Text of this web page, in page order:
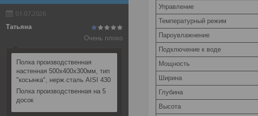
01.07.2026
Татьяна
Очень плохо
Полка производственная
настенная 500х400х300мм, тип
"косынка", нерж.сталь AISI 430
Полка производственная на 5
досок
Управление
Температурный режим
Пароувлажнение
Подключение к воде
Мощность
Ширина
Глубина
Высота